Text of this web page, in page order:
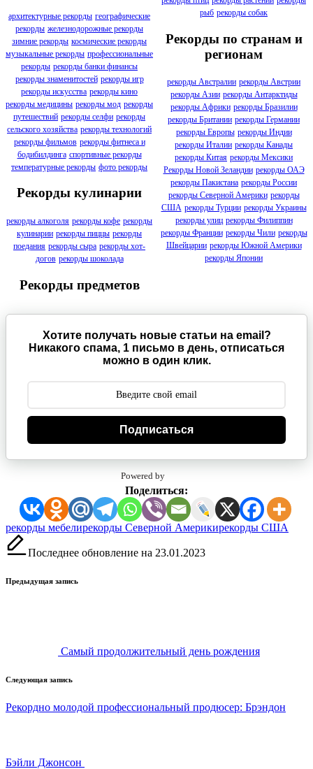
архитектурные рекорды географические
рекорды железнодорожные рекорды
зимние рекорды космические рекорды
музыкальные рекорды профессиональные
рекорды рекорды банки финансы
рекорды знаменитостей рекорды игр
рекорды искусства рекорды кино
рекорды медицины рекорды мод рекорды
путешествий рекорды селфи рекорды
сельского хозяйства рекорды технологий
рекорды фильмов рекорды фитнеса и
бодибилдинга спортивные рекорды
температурные рекорды фото рекорды
Рекорды кулинарии
рекорды алкоголя рекорды кофе рекорды
кулинарии рекорды пиццы рекорды
поедания рекорды сыра рекорды хот-
догов рекорды шоколада
Рекорды предметов
рыб рекорды собак
Рекорды по странам и
регионам
рекорды Австралии рекорды Австрии
рекорды Азии рекорды Антарктиды
рекорды Африки рекорды Бразилии
рекорды Британии рекорды Германии
рекорды Европы рекорды Индии
рекорды Италии рекорды Канады
рекорды Китая рекорды Мексики
Рекорды Новой Зеландии рекорды ОАЭ
рекорды Пакистана рекорды России
рекорды Северной Америки рекорды
США рекорды Турции рекорды Украины
рекорды улиц рекорды Филиппин
рекорды Франции рекорды Чили рекорды
Швейцарии рекорды Южной Америки
рекорды Японии
Хотите получать новые статьи на email?
Никакого спама, 1 письмо в день, отписаться
можно в один клик.
Подписаться
Powered by
Поделиться:
Метки:
рекорды мебелирекорды Северной Америкирекорды США
Последнее обновление на 23.01.2023
Навигация
Предыдущая запись
Самый продолжительный день рождения
Следующая запись
Рекордно молодой профессиональный продюсер: Брэндон
Бэйли Джонсон